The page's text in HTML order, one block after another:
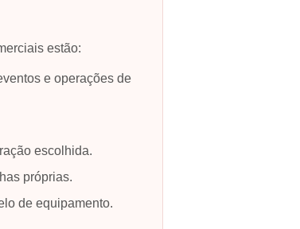
soluções, não apenas um único
do revestimento, do molde, da